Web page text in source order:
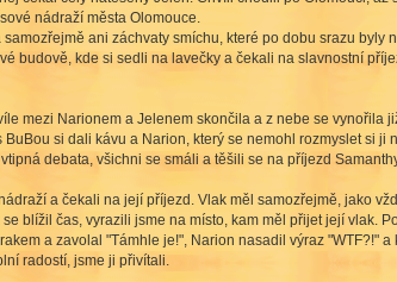
nádraží města Olomouce.
ani záchvaty smíchu, které po dobu srazu byly
budově, kde si sedli na lavečky a čekali na slavnostní
mezi Narionem a Jelenem skončila a z nebe se
si dali kávu a Narion, který se nemohl rozmyslet si ji
debata, všichni se smáli a těšili se na příjezd
a čekali na její příjezd. Vlak měl samozřejmě, jako
blížil čas, vyrazili jsme na místo, kam měl přijet její
a zavolal "Támhle je!", Narion nasadil výraz
radostí, jsme ji přivítali.